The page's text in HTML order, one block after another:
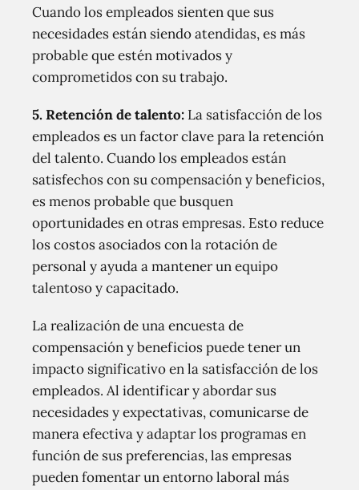
Cuando los empleados sienten que sus
necesidades están siendo atendidas, es más
probable que estén motivados y
comprometidos con su trabajo.
5. Retención de talento: La satisfacción de los
empleados es un factor clave para la retención
del talento. Cuando los empleados están
satisfechos con su compensación y beneficios,
es menos probable que busquen
oportunidades en otras empresas. Esto reduce
los costos asociados con la rotación de
personal y ayuda a mantener un equipo
talentoso y capacitado.
La realización de una encuesta de
compensación y beneficios puede tener un
impacto significativo en la satisfacción de los
empleados. Al identificar y abordar sus
necesidades y expectativas, comunicarse de
manera efectiva y adaptar los programas en
función de sus preferencias, las empresas
pueden fomentar un entorno laboral más